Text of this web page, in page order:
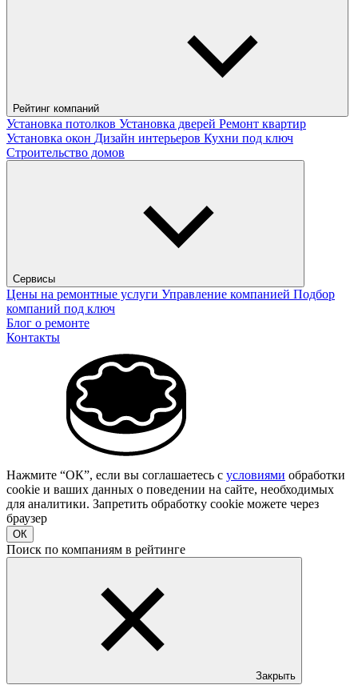
Рейтинг компаний
Установка потолков Установка дверей Ремонт квартир
Установка окон Дизайн интерьеров Кухни под ключ
Строительство домов
Сервисы
Цены на ремонтные услуги Управление компанией Подбор
компаний под ключ
Блог о ремонте
Контакты
Нажмите “ОК”, если вы соглашаетесь с условиями обработки
cookie и ваших данных о поведении на сайте, необходимых
для аналитики. Запретить обработку cookie можете через
браузер
ОК
Поиск по компаниям в рейтинге
Закрыть